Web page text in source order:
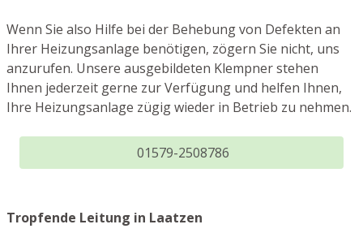
Wenn Sie also Hilfe bei der Behebung von Defekten an
Ihrer Heizungsanlage benötigen, zögern Sie nicht, uns
anzurufen. Unsere ausgebildeten Klempner stehen
Ihnen jederzeit gerne zur Verfügung und helfen Ihnen,
Ihre Heizungsanlage zügig wieder in Betrieb zu nehmen.
01579-2508786
Tropfende Leitung in Laatzen